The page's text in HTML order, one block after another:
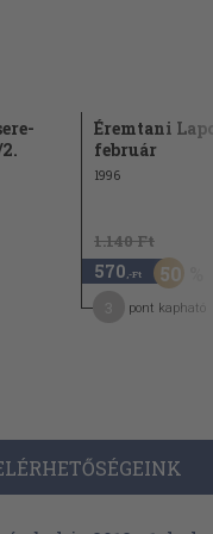
Éremtani
február
1996
1.140 Ft
570 ,-Ft 50
pont kapható